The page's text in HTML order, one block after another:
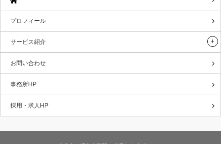
プロフィール
サービス紹介
お問い合わせ
事務所HP
採用・求人HP